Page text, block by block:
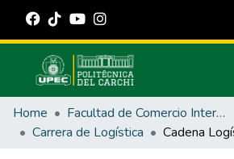
Communities & Collections
All of DSpace
Home
Facultad de Comercio Internacional, Integración, Administración y Economía Empresarial
Carrera de Logística